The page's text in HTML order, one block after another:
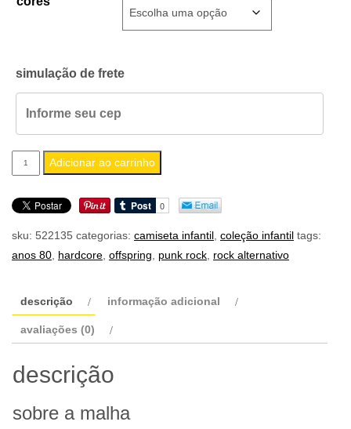
simulação de frete
camiseta
infantil
the
quantidade
Adicionar ao carrinho
sku: 522135 categorias: camiseta infantil coleção infantil tags:
anos 80 hardcore offspring punk rock rock alternativo
descrição informação adicional
avaliações (0)
descrição
sobre a malha